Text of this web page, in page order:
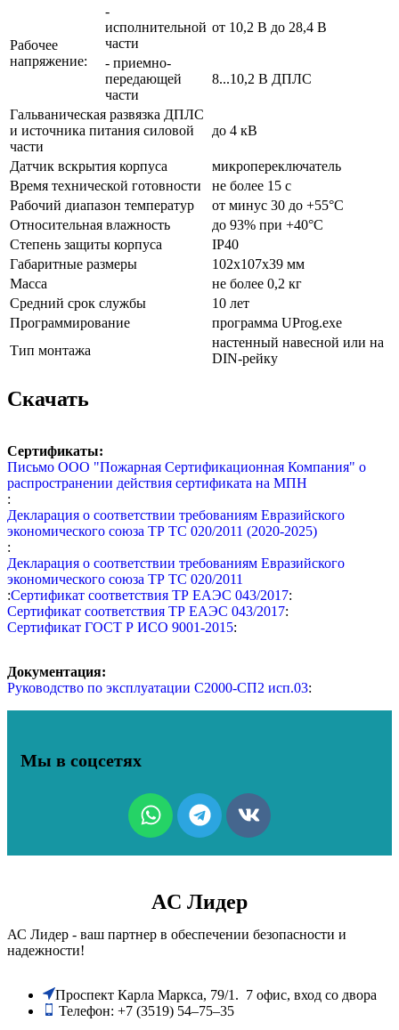
Рабочее
напряжение:
-
исполнительной
части
от 10,2 В до 28,4 В
- приемно-
передающей
части
8...10,2 В ДПЛС
Гальваническая развязка ДПЛС
и источника питания силовой
части
до 4 кВ
Датчик вскрытия корпуса
микропереключатель
Время технической готовности
не более 15 с
Рабочий диапазон температур
от минус 30 до +55°C
Относительная влажность
до 93% при +40°C
Степень защиты корпуса
IР40
Габаритные размеры
102х107х39 мм
Масса
не более 0,2 кг
Средний срок службы
10 лет
Программирование
программа UProg.exe
Тип монтажа
настенный навесной или на
DIN-рейку
Скачать
Сертификаты:
Письмо ООО "Пожарная Сертификационная Компания" о
распространении действия сертификата на МПН
:
Декларация о соответствии требованиям Евразийского
экономического союза ТР ТС 020/2011 (2020-2025)
:
Декларация о соответствии требованиям Евразийского
экономического союза ТР ТС 020/2011
:Сертификат соответствия ТР ЕАЭС 043/2017:
Сертификат соответствия ТР ЕАЭС 043/2017:
Сертификат ГОСТ Р ИСО 9001-2015:
Документация:
Руководство по эксплуатации С2000-СП2 исп.03:
Мы в соцсетях
AC Лидер
АС Лидер - ваш партнер в обеспечении безопасности и
надежности!
​Проспект Карла Маркса, 79/1. 7 офис, вход со двора
Телефон: +7 (3519) 54‒75‒35